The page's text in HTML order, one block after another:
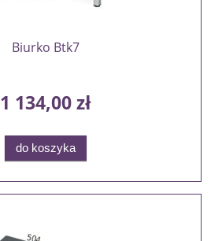
Biurko Btk7
1 134,00 zł
do koszyka